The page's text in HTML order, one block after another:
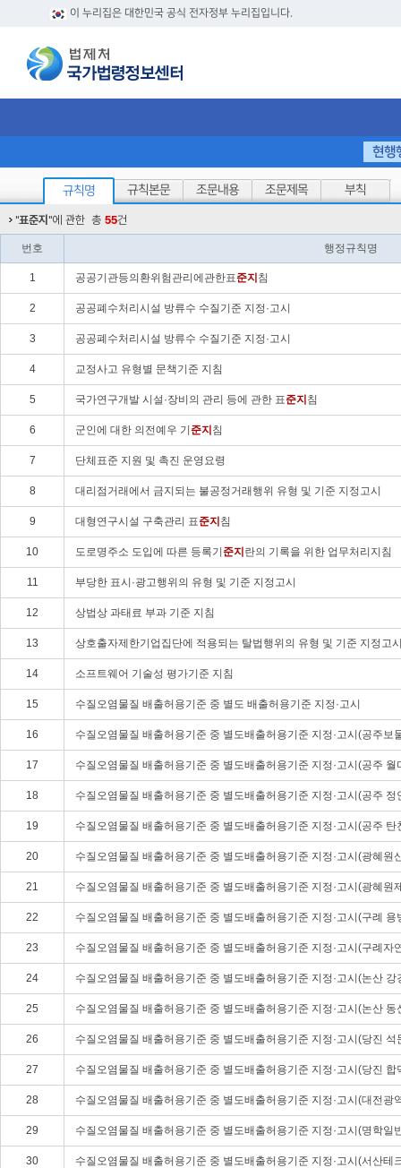
이 누리집은 대한민국 공식 전자정부 누리집입니다.
현행
규칙명 규칙본문 조문내용 조문제목 부칙
"표준지 "에 관한 총 55건
번호 행정규칙명
1 공공기관등의환위험관리에관한표준지 침
2 공공폐수처리시설 방류수 수질기준 지정·고시
3 공공폐수처리시설 방류수 수질기준 지정·고시
4 교정사고 유형별 문책기준 지침
5 국가연구개발 시설·장비의 관리 등에 관한 표준지 침
6 군인에 대한 의전예우 기 준지 침
7 단체표준 지원 및 촉진 운영요령
8 대리점거래에서 금지되는 불공정거래행위 유형 및 기준 지정고시
9 대형연구시설 구축관리 표준지 침
10 도로명주소 도입에 따른 등록기 준지 란의 기록을 위한 업무처리지침
11 부당한 표시·광고행위의 유형 및 기준 지정고시
12 상법상 과태료 부과 기준 지침
13 상호출자제한기업집단에 적용되는 탈법행위의 유형 및 기준 지정고
14 소프트웨어 기술성 평가기준 지침
15 수질오염물질 배출허용기준 중 별도 배출허용기준 지정·고시
16 수질오염물질 배출허용기준 중 별도배출허용기준 지정·고시(공주보
17 수질오염물질 배출허용기준 중 별도배출허용기준 지정·고시(공주
18 수질오염물질 배출허용기준 중 별도배출허용기준 지정·고시(공주 정
19 수질오염물질 배출허용기준 중 별도배출허용기준 지정·고시(공주
20 수질오염물질 배출허용기준 중 별도배출허용기준 지정·고시(광혜원
21 수질오염물질 배출허용기준 중 별도배출허용기준 지정·고시(광혜원
22 수질오염물질 배출허용기준 중 별도배출허용기준 지정·고시(구례 용
23 수질오염물질 배출허용기준 중 별도배출허용기준 지정·고시(구례자
24 수질오염물질 배출허용기준 중 별도배출허용기준 지정·고시(논산 강
25 수질오염물질 배출허용기준 중 별도배출허용기준 지정·고시(논산
26 수질오염물질 배출허용기준 중 별도배출허용기준 지정·고시(당진
27 수질오염물질 배출허용기준 중 별도배출허용기준 지정·고시(당진
28 수질오염물질 배출허용기준 중 별도배출허용기준 지정·고시(대전광
29 수질오염물질 배출허용기준 중 별도배출허용기준 지정·고시(명학일
30 수질오염물질 배출허용기준 중 별도배출허용기준 지정·고시(서산테